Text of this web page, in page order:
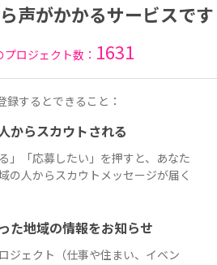
声がかかるサービスです
ロジェクト数： 1631
録するとできること：
からスカウトされる
」「応募したい」を押すと、あなた
の人からスカウトメッセージが届く
た地域の情報をお知らせ
ジェクト（仕事や住まい、イベン